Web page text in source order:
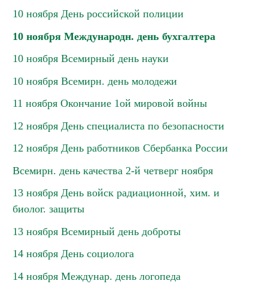
10 ноября День российской полиции
10 ноября Международн. день бухгалтера
10 ноября Всемирный день науки
10 ноября Всемирн. день молодежи
11 ноября Окончание 1ой мировой войны
12 ноября День специалиста по безопасности
12 ноября День работников Сбербанка России
Всемирн. день качества 2-й четверг ноября
13 ноября День войск радиационной, хим. и
биолог. защиты
13 ноября Всемирный день доброты
14 ноября День социолога
14 ноября Междунар. день логопеда